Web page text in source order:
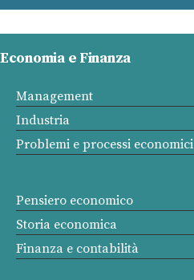
Economia e Finanza
Management
Industria
Problemi e processi economici
Pensiero economico
Storia economica
Finanza e contabilità